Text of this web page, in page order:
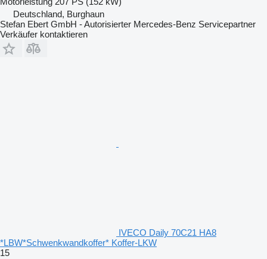
Deutschland, Burghaun
Stefan Ebert GmbH - Autorisierter Mercedes-Benz Servicepartner
Verkäufer kontaktieren
IVECO Daily 70C21 HA8
*LBW*Schwenkwandkoffer* Koffer-LKW
15